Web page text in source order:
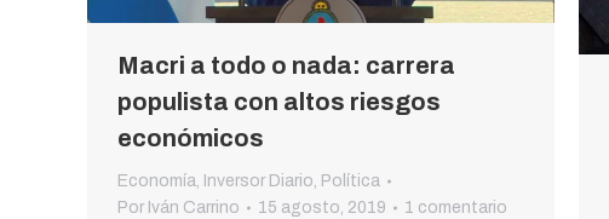
Macri a todo o nada: carrera
populista con altos riesgos
económicos
Economía Inversor Diario Política
Por Iván Carrino 15 agosto, 2019 1 comentario